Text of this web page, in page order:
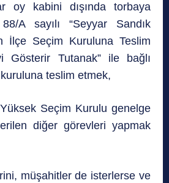
oy kabini dışında torbaya
A sayılı “Seyyar Sandık
İlçe Seçim Kuruluna Teslim
Gösterir Tutanak” ile bağlı
teslim etmek,
Seçim Kurulu genelge
diğer görevleri yapmak
müşahitler de isterlerse ve